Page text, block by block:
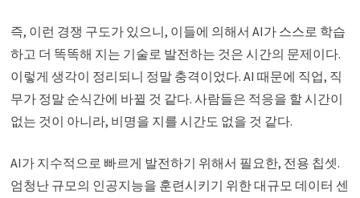
즉, 이런 경쟁 구도가 있으니, 이들에 의해서 AI가 스스로 학습
하고 더 똑똑해 지는 기술로 발전하는 것은 시간의 문제이다.
이렇게 생각이 정리되니 정말 충격이었다. AI 때문에 직업, 직
무가 정말 순식간에 바뀔 것 같다. 사람들은 적응을 할 시간이
없는 것이 아니라, 비명을 지를 시간도 없을 것 같다.
AI가 지수적으로 빠르게 발전하기 위해서 필요한, 전용 칩셋.
엄청난 규모의 인공지능을 훈련시키기 위한 대규모 데이터 센